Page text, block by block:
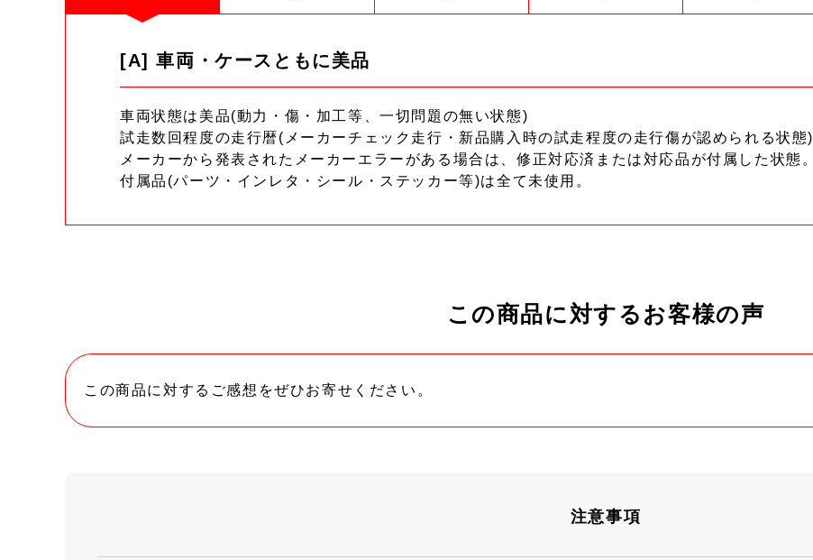
[A] 車両・ケースともに美品
車両状態は美品(動力・傷・加工等、一切問題の無い状態)
試走数回程度の走行暦(メーカーチェック走行・新品購入時の試走程度の走行傷が認められる状態)
メーカーから発表されたメーカーエラーがある場合は、修正対応済または対応品が付属した状態。
付属品(パーツ・インレタ・シール・ステッカー等)は全て未使用。
この商品に対するお客様の声
この商品に対するご感想をぜひお寄せください。
注意事項